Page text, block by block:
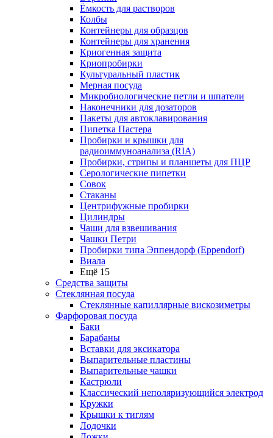
Ёмкость для растворов
Колбы
Контейнеры для образцов
Контейнеры для хранения
Криогенная защита
Криопробирки
Культуральный пластик
Мерная посуда
Микробиологические петли и шпатели
Наконечники для дозаторов
Пакеты для автоклавирования
Пипетка Пастера
Пробирки и крышки для
радиоиммуноанализа (RIA)
Пробирки, стрипы и планшеты для ПЦР
Серологические пипетки
Совок
Стаканы
Центрифужные пробирки
Цилиндры
Чаши для взвешивания
Чашки Петри
Пробирки типа Эппендорф (Eppendorf)
Виала
Ещё 15
Средства защиты
Стеклянная посуда
Стеклянные капиллярные вискозиметры
Фарфоровая посуда
Баки
Барабаны
Вставки для эксикатора
Выпарительные пластины
Выпарительные чашки
Кастрюли
Классический неполяризующийся электрод
Кружки
Крышки к тиглям
Лодочки